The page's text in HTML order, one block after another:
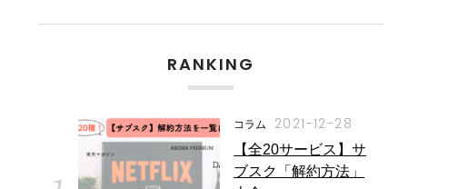
RANKING
コラム 2021-12-28
【全20サービス】サ
ブスク「解約方法」